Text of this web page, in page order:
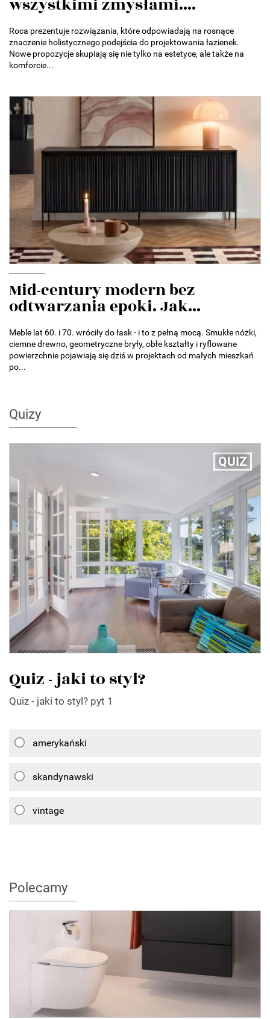
wszystkimi zmysłami....
Roca prezentuje rozwiązania, które odpowiadają na rosnące
znaczenie holistycznego podejścia do projektowania łazienek.
Nowe propozycje skupiają się nie tylko na estetyce, ale także na
komforcie...
Mid-century modern bez
odtwarzania epoki. Jak...
Meble lat 60. i 70. wróciły do łask - i to z pełną mocą. Smukłe nóżki,
ciemne drewno, geometryczne bryły, obłe kształty i ryflowane
powierzchnie pojawiają się dziś w projektach od małych mieszkań
po...
Quizy
QUIZ
Quiz - jaki to styl?
Quiz - jaki to styl? pyt 1
amerykański
skandynawski
vintage
Polecamy